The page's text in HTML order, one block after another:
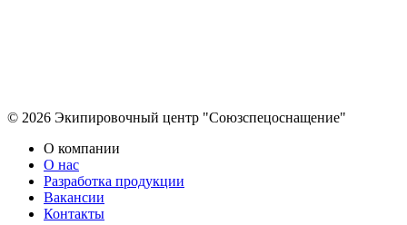
© 2026 Экипировочный центр "Союзспецоснащение"
О компании
О нас
Разработка продукции
Вакансии
Контакты